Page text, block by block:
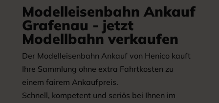
Modelleisenbahn Ankauf
Grafenau - jetzt
Modellbahn verkaufen
Der Modelleisenbahn Ankauf von Henico kauft
Ihre Sammlung ohne extra Fahrtkosten zu
einem fairem Ankaufpreis.
Schnell, kompetent und seriös bei Ihnen im